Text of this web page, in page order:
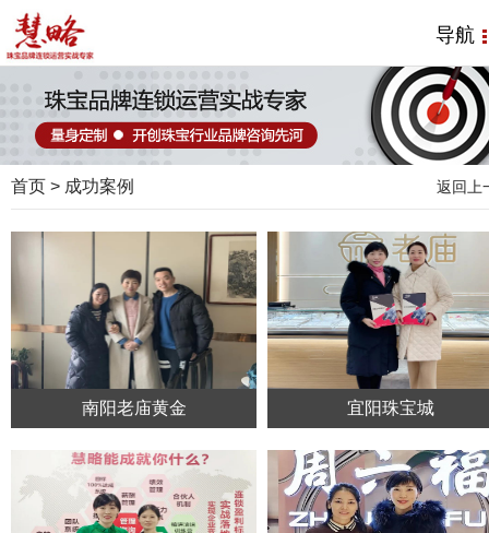
导航
返回上
首页 > 成功案例
南阳老庙黄金 宜阳珠宝城